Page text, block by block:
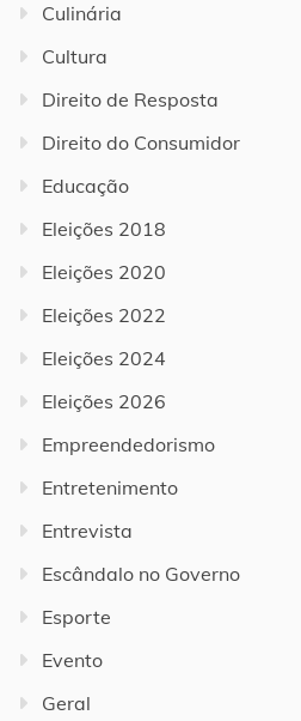
Culinária
Cultura
Direito de Resposta
Direito do Consumidor
Educação
Eleições 2018
Eleições 2020
Eleições 2022
Eleições 2024
Eleições 2026
Empreendedorismo
Entretenimento
Entrevista
Escândalo no Governo
Esporte
Evento
Geral